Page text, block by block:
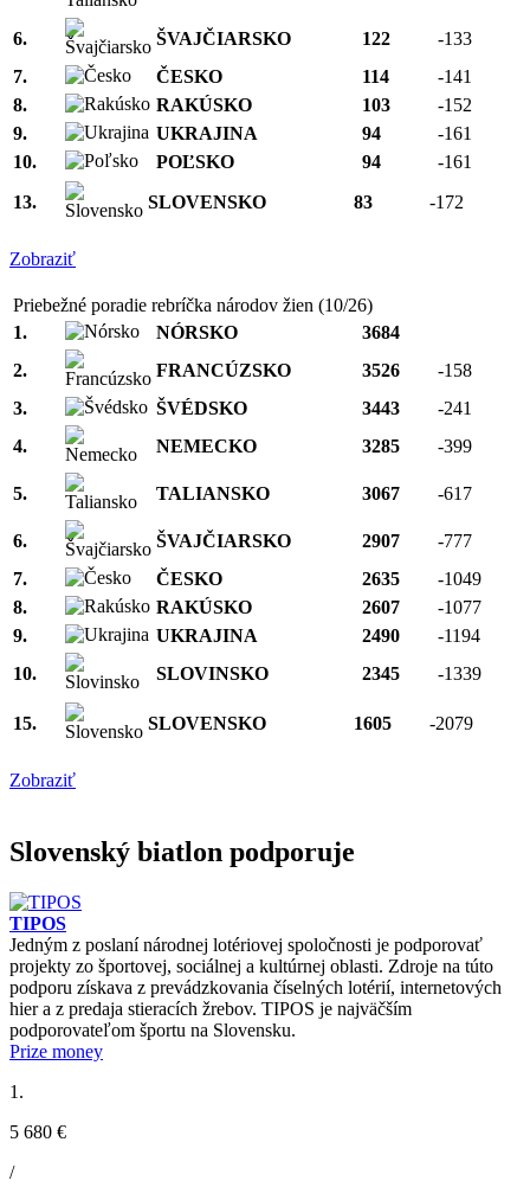
6. ŠVAJČIARSKO 122
-133
7.
ČESKO 114
-141
8.
RAKÚSKO 103
-152
9.
UKRAJINA 94
-161
10.
POĽSKO 94
-161
13.
SLOVENSKO 83 -172
Zobraziť
Priebežné poradie rebríčka národov žien (10/26)
1.
NÓRSKO
3684
2.
FRANCÚZSKO 3526
-158
3.
ŠVÉDSKO 3443
-241
4.
NEMECKO 3285 -399
5. TALIANSKO 3067 -617
6. ŠVAJČIARSKO 2907
-777
7.
ČESKO 2635
-1049
8.
RAKÚSKO 2607
-1077
9.
UKRAJINA 2490
-1194
10.
SLOVINSKO 2345 -1339
15. SLOVENSKO 1605 -2079
Zobraziť
Slovenský biatlon podporuje
TIPOS
Jedným z poslaní národnej lotériovej spoločnosti je podporovať
projekty zo športovej, sociálnej a kultúrnej oblasti. Zdroje na túto
podporu získava z prevádzkovania číselných lotérií, internetových
hier a z predaja stieracích žrebov. TIPOS je najväčším
podporovateľom športu na Slovensku.
Prize money
1.
5 680 €
/